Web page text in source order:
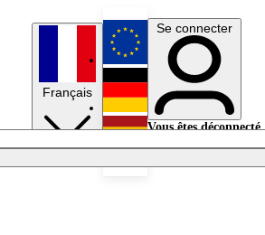
Français
English
Deutsch
Se connecter
Vous êtes déconnecté.